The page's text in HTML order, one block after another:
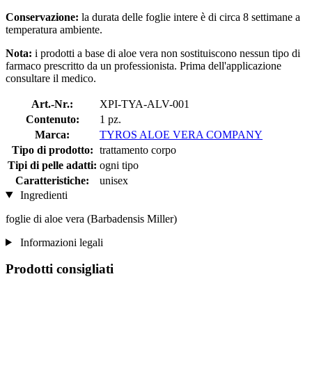
Conservazione: la durata delle foglie intere è di circa 8 settimane a
temperatura ambiente.
Nota: i prodotti a base di aloe vera non sostituiscono nessun tipo di
farmaco prescritto da un professionista. Prima dell'applicazione
consultare il medico.
Art.-Nr.:
XPI-TYA-ALV-001
Contenuto:
1 pz.
Marca:
TYROS ALOE VERA COMPANY
Tipo di prodotto: trattamento corpo
Tipi di pelle adatti: ogni tipo
Caratteristiche:
unisex
Ingredienti
foglie di aloe vera (Barbadensis Miller)
Informazioni legali
Prodotti consigliati